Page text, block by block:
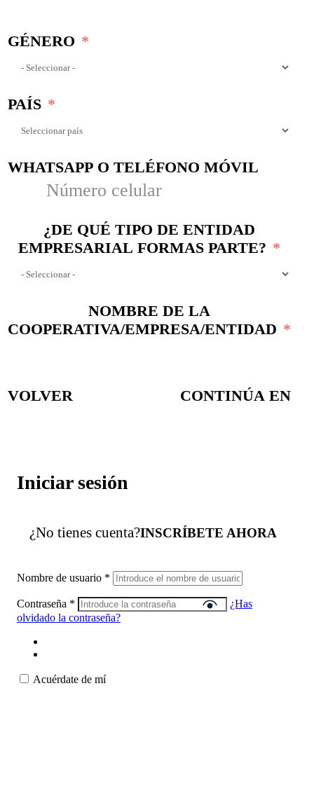
GÉNERO
PAÍS
WHATSAPP O TELÉFONO MÓVIL
¿DE QUÉ TIPO DE ENTIDAD
EMPRESARIAL FORMAS PARTE?
NOMBRE DE LA
COOPERATIVA/EMPRESA/ENTIDAD
VOLVER CONTINÚA EN
Iniciar sesión
¿No tienes cuenta?INSCRÍBETE AHORA
Nombre de usuario *
Contraseña *
¿Has
olvidado la contraseña?
Acuérdate de mí